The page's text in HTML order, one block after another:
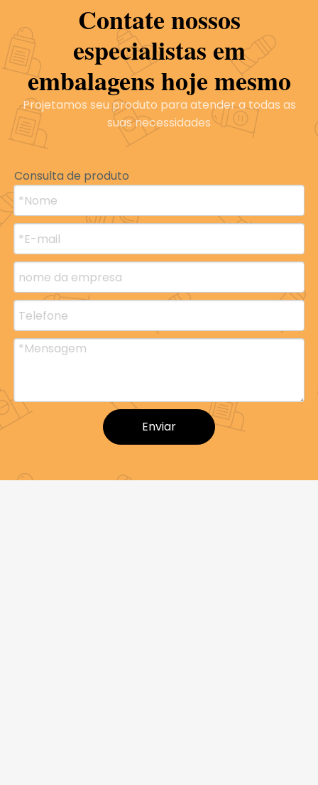
Contate nossos
especialistas em
embalagens hoje mesmo
Projetamos seu produto para atender a todas as
suas necessidades
Consulta de produto
Enviar